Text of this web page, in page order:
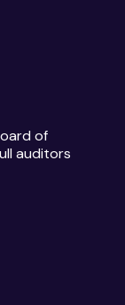
of
auditors